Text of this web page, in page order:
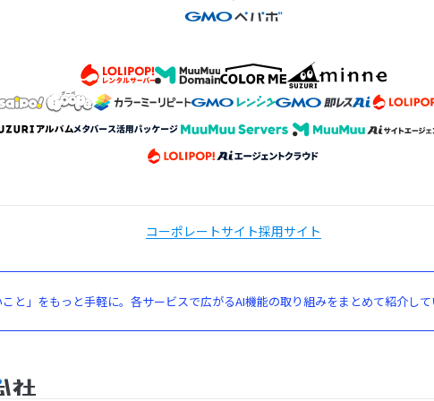
コーポレートサイト採用サイト
と」をもっと手軽に。各サービスで広がるAI機能の取り組みをまとめて紹介し